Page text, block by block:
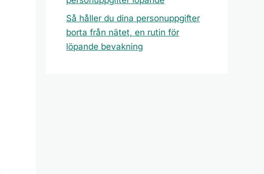
Så håller du dina personuppgifter
borta från nätet, en rutin för
löpande bevakning